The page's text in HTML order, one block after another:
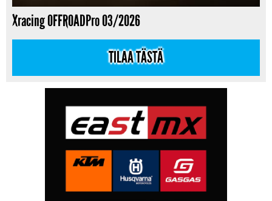
Xracing OFFROADPro 03/2026
TILAA TÄSTÄ